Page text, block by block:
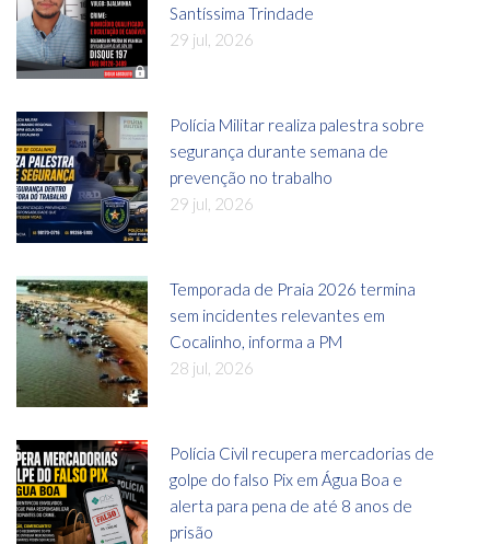
Santíssima Trindade
29 jul, 2026
Polícia Militar realiza palestra sobre
segurança durante semana de
prevenção no trabalho
29 jul, 2026
Temporada de Praia 2026 termina
sem incidentes relevantes em
Cocalinho, informa a PM
28 jul, 2026
Polícia Civil recupera mercadorias de
golpe do falso Pix em Água Boa e
alerta para pena de até 8 anos de
prisão